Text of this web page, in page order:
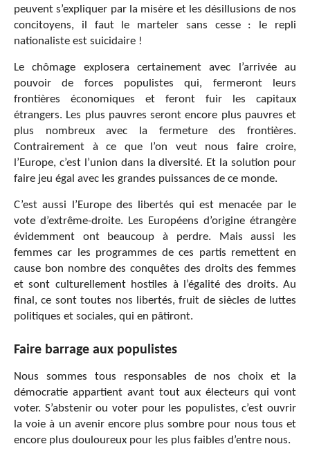
peuvent s’expliquer par la misère et les désillusions de nos
concitoyens, il faut le marteler sans cesse : le repli
nationaliste est suicidaire !
Le chômage explosera certainement avec l’arrivée au
pouvoir de forces populistes qui, fermeront leurs
frontières économiques et feront fuir les capitaux
étrangers. Les plus pauvres seront encore plus pauvres et
plus nombreux avec la fermeture des frontières.
Contrairement à ce que l’on veut nous faire croire,
l’Europe, c’est l’union dans la diversité. Et la solution pour
faire jeu égal avec les grandes puissances de ce monde.
C’est aussi l’Europe des libertés qui est menacée par le
vote d’extrême-droite. Les Européens d’origine étrangère
évidemment ont beaucoup à perdre. Mais aussi les
femmes car les programmes de ces partis remettent en
cause bon nombre des conquêtes des droits des femmes
et sont culturellement hostiles à l’égalité des droits. Au
final, ce sont toutes nos libertés, fruit de siècles de luttes
politiques et sociales, qui en pâtiront.
Faire barrage aux populistes
Nous sommes tous responsables de nos choix et la
démocratie appartient avant tout aux électeurs qui vont
voter. S’abstenir ou voter pour les populistes, c’est ouvrir
la voie à un avenir encore plus sombre pour nous tous et
encore plus douloureux pour les plus faibles d’entre nous.